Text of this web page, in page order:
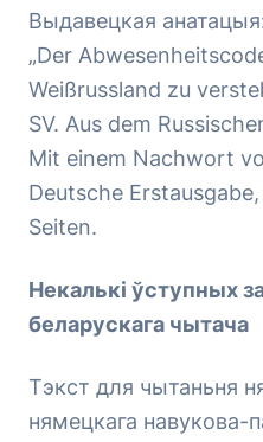
Выдавецкая
„Der
Weißrussland zu
SV. Aus dem
Mit einem Nachwort
Deutsche
Seiten.
Некалькі ўступных
беларускага чытача
Тэкст для чытаньня
нямецкага навукова-